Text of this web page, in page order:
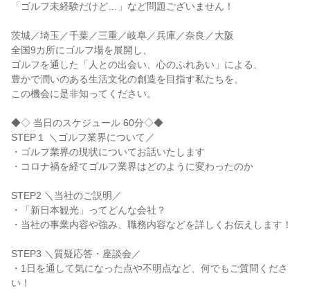
「ゴルフ未経験だけど…」など問題ございません！
茨城／埼玉／千葉／三重／岐阜／兵庫／奈良／大阪
全国9カ所にゴルフ場を展開し、
ゴルフを通した「人との出会い、心のふれあい」による、
豊かで潤いのある生活文化の創造を目指す私たちを、
この機会に是非知ってください。
◆◇ 当日のスケジュール 60分◇◆
STEP１ ＼ゴルフ業界について／
・ゴルフ業界の現状についてお話いたします
・コロナ禍を経てゴルフ業界はどのように変わったのか
STEP2 ＼当社のご説明／
・「新日本観光」ってどんな会社？
・当社の事業内容や強み、職務内容などを詳しくお伝えします！
STEP3 ＼質疑応答・座談会／
・1日を通して気になった点や不明点など、何でもご質問くださ
い！